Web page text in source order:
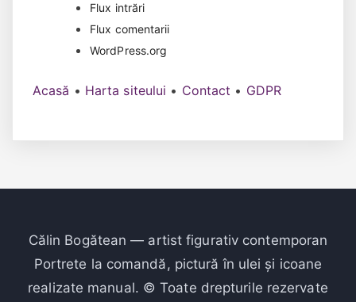
Flux intrări
Flux comentarii
WordPress.org
Acasă • Harta siteului • Contact • GDPR
Călin Bogătean — artist figurativ contemporan
Portrete la comandă, pictură în ulei și icoane
realizate manual. © Toate drepturile rezervate